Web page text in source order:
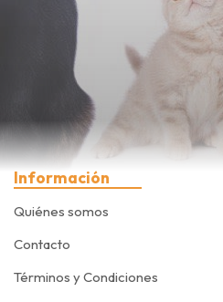
Información
Quiénes somos
Contacto
Términos y Condiciones